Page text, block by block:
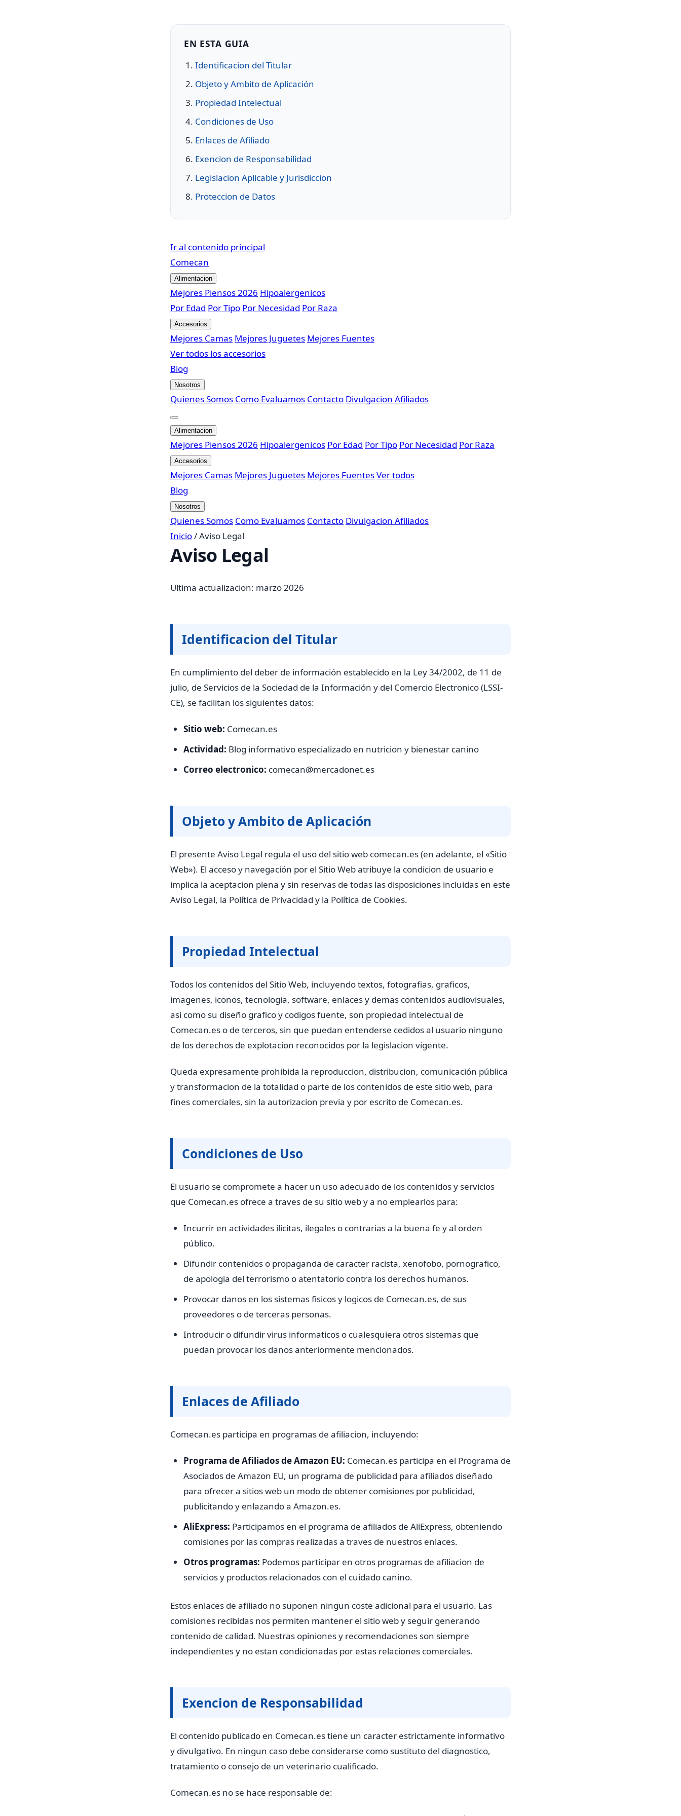
EN ESTA GUIA
Identificacion del Titular
Objeto y Ambito de Aplicación
Propiedad Intelectual
Condiciones de Uso
Enlaces de Afiliado
Exencion de Responsabilidad
Legislacion Aplicable y Jurisdiccion
Proteccion de Datos
Ir al contenido principal
Comecan
Alimentacion
Mejores Piensos 2026 Hipoalergenicos
Por Edad Por Tipo Por Necesidad Por Raza
Accesorios
Mejores Camas Mejores Juguetes Mejores Fuentes
Ver todos los accesorios
Blog
Nosotros
Quienes Somos Como Evaluamos Contacto Divulgacion Afiliados
Alimentacion
Mejores Piensos 2026 Hipoalergenicos Por Edad Por Tipo Por Necesidad Por Raza
Accesorios
Mejores Camas Mejores Juguetes Mejores FuentesVer todos
Blog
Nosotros
Quienes Somos Como Evaluamos Contacto Divulgacion Afiliados
Inicio/Aviso Legal
Aviso Legal
Ultima actualizacion: marzo 2026
Identificacion del Titular
En cumplimiento del deber de información establecido en la Ley 34/2002, de 11 de
julio, de Servicios de la Sociedad de la Información y del Comercio Electronico (LSSI-
CE), se facilitan los siguientes datos:
Sitio web: Comecan.es
Actividad: Blog informativo especializado en nutricion y bienestar canino
Correo electronico: comecan@mercadonet.es
Objeto y Ambito de Aplicación
El presente Aviso Legal regula el uso del sitio web comecan.es (en adelante, el «Sitio
Web»). El acceso y navegación por el Sitio Web atribuye la condicion de usuario e
implica la aceptacion plena y sin reservas de todas las disposiciones incluidas en este
Aviso Legal, la Política de Privacidad y la Política de Cookies.
Propiedad Intelectual
Todos los contenidos del Sitio Web, incluyendo textos, fotografias, graficos,
imagenes, iconos, tecnologia, software, enlaces y demas contenidos audiovisuales,
asi como su diseño grafico y codigos fuente, son propiedad intelectual de
Comecan.es o de terceros, sin que puedan entenderse cedidos al usuario ninguno
de los derechos de explotacion reconocidos por la legislacion vigente.
Queda expresamente prohibida la reproduccion, distribucion, comunicación pública
y transformacion de la totalidad o parte de los contenidos de este sitio web, para
fines comerciales, sin la autorizacion previa y por escrito de Comecan.es.
Condiciones de Uso
El usuario se compromete a hacer un uso adecuado de los contenidos y servicios
que Comecan.es ofrece a traves de su sitio web y a no emplearlos para:
Incurrir en actividades ilicitas, ilegales o contrarias a la buena fe y al orden
público.
Difundir contenidos o propaganda de caracter racista, xenofobo, pornografico,
de apologia del terrorismo o atentatorio contra los derechos humanos.
Provocar danos en los sistemas fisicos y logicos de Comecan.es, de sus
proveedores o de terceras personas.
Introducir o difundir virus informaticos o cualesquiera otros sistemas que
puedan provocar los danos anteriormente mencionados.
Enlaces de Afiliado
Comecan.es participa en programas de afiliacion, incluyendo:
Programa de Afiliados de Amazon EU: Comecan.es participa en el Programa de
Asociados de Amazon EU, un programa de publicidad para afiliados diseñado
para ofrecer a sitios web un modo de obtener comisiones por publicidad,
publicitando y enlazando a Amazon.es.
AliExpress: Participamos en el programa de afiliados de AliExpress, obteniendo
comisiones por las compras realizadas a traves de nuestros enlaces.
Otros programas: Podemos participar en otros programas de afiliacion de
servicios y productos relacionados con el cuidado canino.
Estos enlaces de afiliado no suponen ningun coste adicional para el usuario. Las
comisiones recibidas nos permiten mantener el sitio web y seguir generando
contenido de calidad. Nuestras opiniones y recomendaciones son siempre
independientes y no estan condicionadas por estas relaciones comerciales.
Exencion de Responsabilidad
El contenido publicado en Comecan.es tiene un caracter estrictamente informativo
y divulgativo. En ningun caso debe considerarse como sustituto del diagnostico,
tratamiento o consejo de un veterinario cualificado.
Comecan.es no se hace responsable de: